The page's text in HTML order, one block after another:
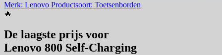
Merk: Lenovo Productsoort: Toetsenborden
🔥
De laagste prijs voor
Lenovo 800 Self-Charging